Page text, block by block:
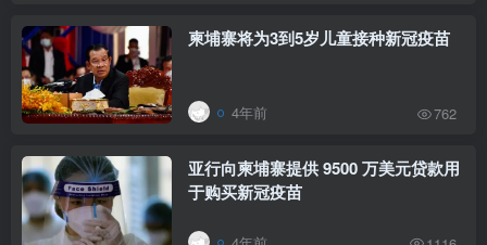
柬埔寨将为3到5岁儿童接种新冠疫苗
4年前 762
亚行向柬埔寨提供 9500 万美元贷款用
于购买新冠疫苗